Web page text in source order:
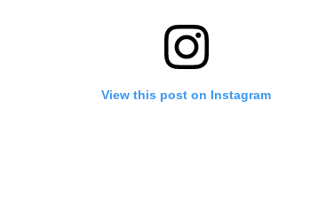
View this post on Instagram